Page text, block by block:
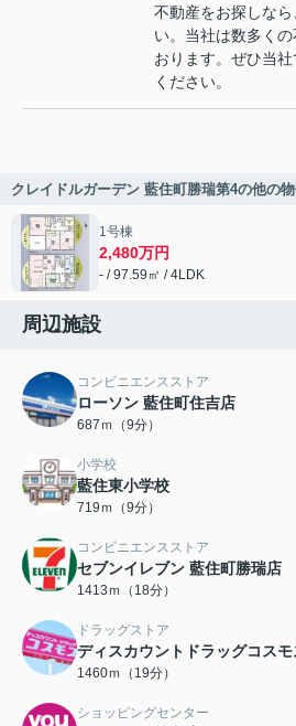
不動産をお探しな
い。当社は数多く
おります。ぜひ当
ください。
クレイドルガーデン 藍住町勝瑞第4の他の
1号棟
2,480万円
- / 97.59㎡ / 4LDK
周辺施設
コンビニエンスストア
ローソン 藍住町住吉店
687ｍ（9分）
小学校
藍住東小学校
719ｍ（9分）
コンビニエンスストア
セブンイレブン 藍住町勝瑞店
1413ｍ（18分）
ドラッグストア
ディスカウントドラッグコス
1460ｍ（19分）
ショッピングセンター